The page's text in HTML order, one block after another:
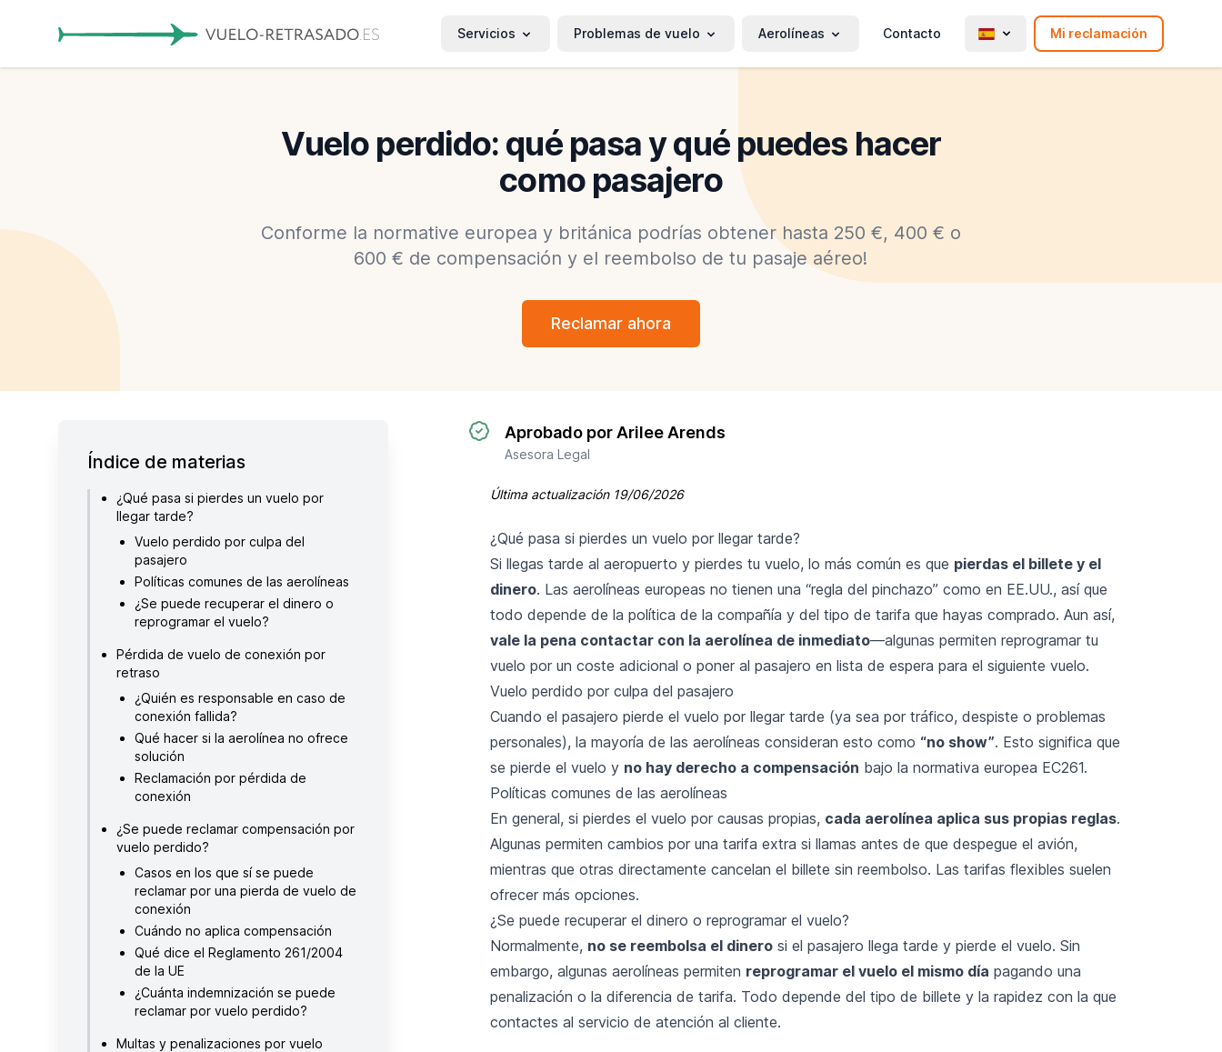
Servicios Problemas de vuelo Aerolíneas Contacto Mi reclamación
Vuelo perdido: qué pasa y qué puedes hacer
como pasajero
Conforme la normative europea y británica podrías obtener hasta 250 €, 400 € o
600 € de compensación y el reembolso de tu pasaje aéreo!
Reclamar ahora
Índice de materias
¿Qué pasa si pierdes un vuelo por
llegar tarde?
Vuelo perdido por culpa del
pasajero
Políticas comunes de las aerolíneas
¿Se puede recuperar el dinero o
reprogramar el vuelo?
Pérdida de vuelo de conexión por
retraso
¿Quién es responsable en caso de
conexión fallida?
Qué hacer si la aerolínea no ofrece
solución
Reclamación por pérdida de
conexión
¿Se puede reclamar compensación por
vuelo perdido?
Casos en los que sí se puede
reclamar por una pierda de vuelo de
conexión
Cuándo no aplica compensación
Qué dice el Reglamento 261/2004
de la UE
¿Cuánta indemnización se puede
reclamar por vuelo perdido?
Multas y penalizaciones por vuelo
Aprobado por Arilee Arends
Asesora Legal
Última actualización 19/06/2026
¿Qué pasa si pierdes un vuelo por llegar tarde?
Si llegas tarde al aeropuerto y pierdes tu vuelo, lo más común es que pierdas el billete y el
dinero. Las aerolíneas europeas no tienen una “regla del pinchazo” como en EE.UU., así que
todo depende de la política de la compañía y del tipo de tarifa que hayas comprado. Aun así,
vale la pena contactar con la aerolínea de inmediato—algunas permiten reprogramar tu
vuelo por un coste adicional o poner al pasajero en lista de espera para el siguiente vuelo.
Vuelo perdido por culpa del pasajero
Cuando el pasajero pierde el vuelo por llegar tarde (ya sea por tráfico, despiste o problemas
personales), la mayoría de las aerolíneas consideran esto como “no show”. Esto significa que
se pierde el vuelo y no hay derecho a compensación bajo la normativa europea EC261.
Políticas comunes de las aerolíneas
En general, si pierdes el vuelo por causas propias, cada aerolínea aplica sus propias reglas.
Algunas permiten cambios por una tarifa extra si llamas antes de que despegue el avión,
mientras que otras directamente cancelan el billete sin reembolso. Las tarifas flexibles suelen
ofrecer más opciones.
¿Se puede recuperar el dinero o reprogramar el vuelo?
Normalmente, no se reembolsa el dinerosi el pasajero llega tarde y pierde el vuelo. Sin
embargo, algunas aerolíneas permiten reprogramar el vuelo el mismo día pagando una
penalización o la diferencia de tarifa. Todo depende del tipo de billete y la rapidez con la que
contactes al servicio de atención al cliente.